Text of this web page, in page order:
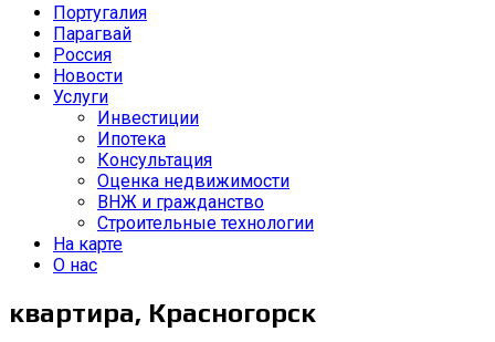
Португалия
Парагвай
Россия
Новости
Услуги
Инвестиции
Ипотека
Консультация
Оценка недвижимости
ВНЖ и гражданство
Строительные технологии
На карте
О нас
квартира, Красногорск